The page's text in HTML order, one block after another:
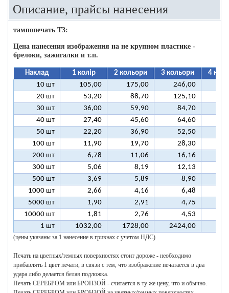
Описание, прайсы нанесения
тампопечать T3:
Цена нанесения изображения на не крупном пластике -
брелоки, зажигалки и т.п.
Наклад 1 колір 2 кольори 3 кольори
4
10 шт
105,00 175,00 246,00
20 шт
53,20 88,70 125,10
30 шт
36,00 59,90 84,70
40 шт
27,40 45,60 64,60
50 шт
22,20 36,90 52,50
100 шт
11,90 19,70 28,30
200 шт
6,78 11,06 16,16
300 шт
5,06 8,19 12,13
500 шт
3,69 5,89 8,90
1000 шт
2,66 4,16 6,48
5000 шт
1,90 2,91 4,75
10000 шт
1,81 2,76 4,53
1 шт
1032,00 1728,00 2424,00
(цены указаны за 1 нанесение в гривнах с учетом НДС)
Печать на цветных/темных поверхностях стоит дороже - необходимо
прибавлять 1 цвет печати, в связи с тем, что изображение печатается в два
удара либо делается белая подложка.
Печать СЕРЕБРОМ или БРОНЗОЙ - считается в ту же цену, что и обычно.